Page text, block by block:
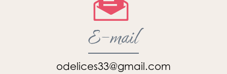
E-mail
odelices33@gmail.com